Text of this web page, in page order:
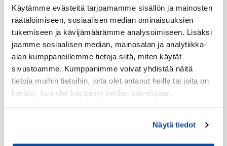
Käytämme evästeitä tarjoamamme sisällön ja mainosten
räätälöimiseen, sosiaalisen median ominaisuuksien
tukemiseen ja kävijämäärämme analysoimiseen. Lisäksi
jaamme sosiaalisen median, mainosalan ja analytiikka-
alan kumppaneillemme tietoja siitä, miten käytät
sivustoamme. Kumppanimme voivat yhdistää näitä
tietoja muihin tietoihin, joita olet antanut heille tai joita on
kerätty, kun olet käyttänyt heidän palvelujaan.
Näytä tiedot
LTE HF-Lisälaitteet
Kantovarusteet
Lataustarvikkeet
Lisäosat ja tarvikkeet
LTE Reitittimet
USB-C Johdot